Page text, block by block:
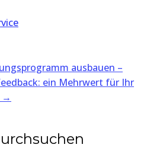
ausbauen –
ein Mehrwert für Ihr
→